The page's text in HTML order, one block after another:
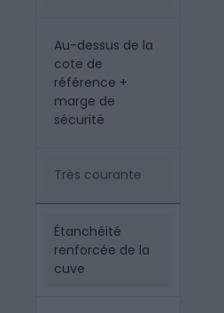
Au-dessus de la
cote de
référence +
marge de
sécurité
Très courante
Étanchéité
renforcée de la
cuve